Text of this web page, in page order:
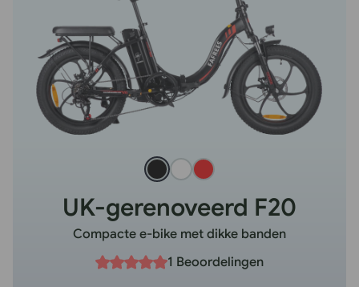
UK-gerenoveerd F20
Compacte e-bike met dikke banden
1 Beoordelingen